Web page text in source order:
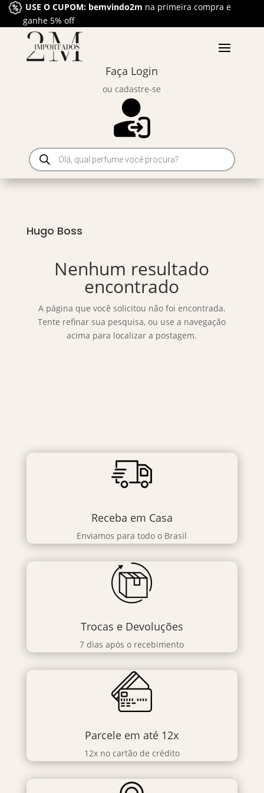
USE O CUPOM: bemvindo2m na primeira compra e
ganhe 5% off
Faça Login
ou cadastre-se
Pesquisar
produtos
Hugo Boss
Nenhum resultado
encontrado
A página que você solicitou não foi encontrada.
Tente refinar sua pesquisa, ou use a navegação
acima para localizar a postagem.
Receba em Casa
Enviamos para todo o Brasil
Trocas e Devoluções
7 dias após o recebimento
Parcele em até 12x
12x no cartão de crédito